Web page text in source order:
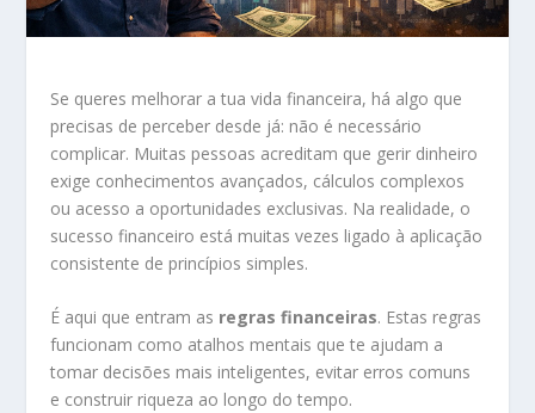
Se queres melhorar a tua vida financeira, há algo que
precisas de perceber desde já: não é necessário
complicar. Muitas pessoas acreditam que gerir dinheiro
exige conhecimentos avançados, cálculos complexos
ou acesso a oportunidades exclusivas. Na realidade, o
sucesso financeiro está muitas vezes ligado à aplicação
consistente de princípios simples.
É aqui que entram as regras financeiras. Estas regras
funcionam como atalhos mentais que te ajudam a
tomar decisões mais inteligentes, evitar erros comuns
e construir riqueza ao longo do tempo.